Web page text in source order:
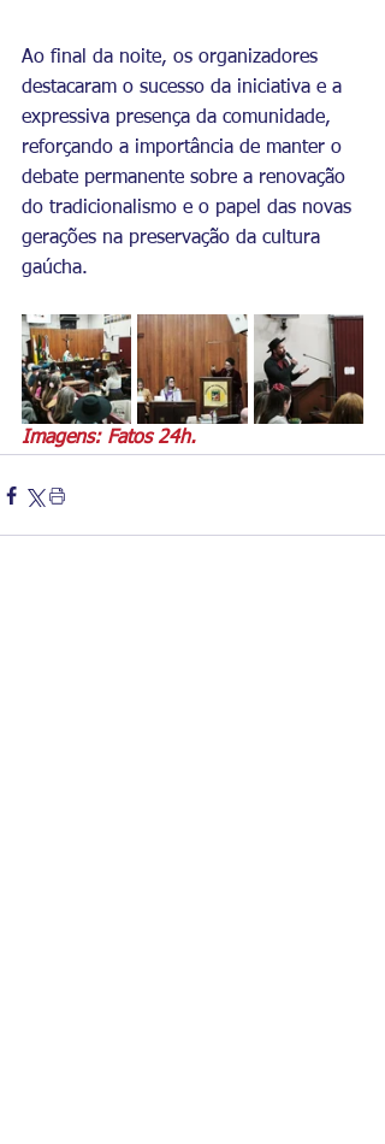
Ao final da noite, os organizadores
destacaram o sucesso da iniciativa e a
expressiva presença da comunidade,
reforçando a importância de manter o
debate permanente sobre a renovação
do tradicionalismo e o papel das novas
gerações na preservação da cultura
gaúcha.
Imagens: Fatos 24h.